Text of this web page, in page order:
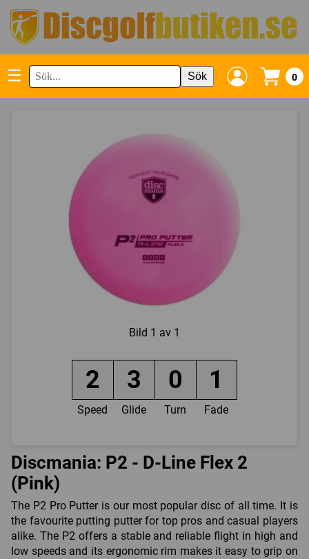
☰ Sök 0
Bild 1 av 1
2 3 0 1
Speed Glide Turn Fade
Discmania: P2 - D-Line Flex 2
(Pink)
The P2 Pro Putter is our most popular disc of all time. It is
the favourite putting putter for top pros and casual players
alike. The P2 offers a stable and reliable flight in high and
low speeds and its ergonomic rim makes it easy to grip on